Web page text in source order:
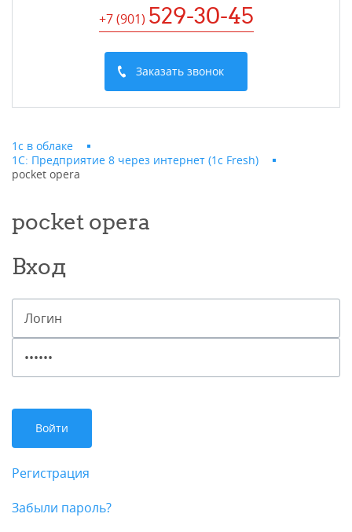
+7 (901) 529-30-45
Заказать звонок
1с в облаке
1С: Предприятие 8 через интернет (1c Fresh)
pocket opera
pocket opera
Вход
Регистрация
Забыли пароль?